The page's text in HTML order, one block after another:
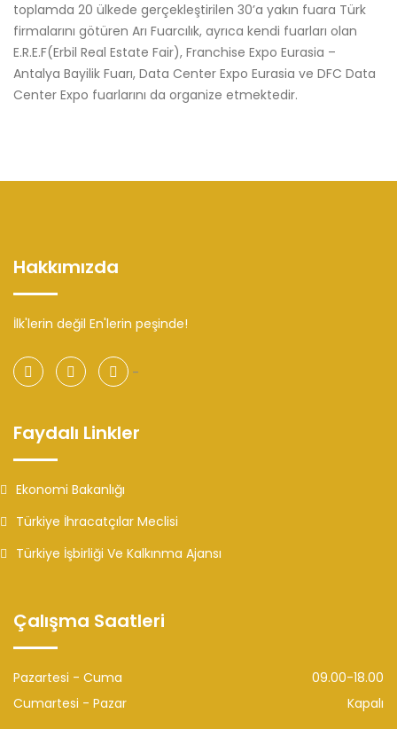
toplamda 20 ülkede gerçekleştirilen 30’a yakın fuara Türk
firmalarını götüren Arı Fuarcılık, ayrıca kendi fuarları olan
E.R.E.F(Erbil Real Estate Fair), Franchise Expo Eurasia –
Antalya Bayilik Fuarı, Data Center Expo Eurasia ve DFC Data
Center Expo fuarlarını da organize etmektedir.
Hakkımızda
İlk'lerin değil En'lerin peşinde!
-
Faydalı Linkler
Ekonomi Bakanlığı
Türkiye İhracatçılar Meclisi
Türkiye İşbirliği Ve Kalkınma Ajansı
Çalışma Saatleri
Pazartesi - Cuma
09.00-18.00
Cumartesi - Pazar
Kapalı